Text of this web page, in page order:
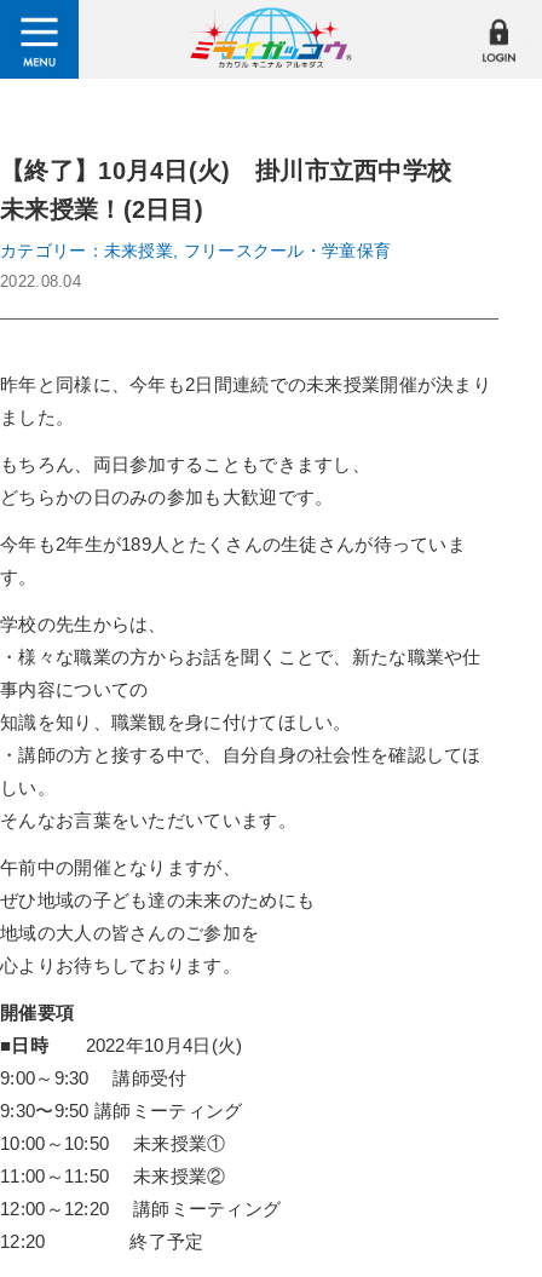
【終了】10月4日(火) 掛川市立西中学校
未来授業！(2日目)
カテゴリー：未来授業, フリースクール・学童保育
2022.08.04
昨年と同様に、今年も2日間連続での未来授業開催が決まり
ました。
もちろん、両日参加することもできますし、
どちらかの日のみの参加も大歓迎です。
今年も2年生が189人とたくさんの生徒さんが待っていま
す。
学校の先生からは、
・様々な職業の方からお話を聞くことで、新たな職業や仕
事内容についての
知識を知り、職業観を身に付けてほしい。
・講師の方と接する中で、自分自身の社会性を確認してほ
しい。
そんなお言葉をいただいています。
午前中の開催となりますが、
ぜひ地域の子ども達の未来のためにも
地域の大人の皆さんのご参加を
心よりお待ちしております。
開催要項
■日時2022年10月4日(火)
9:00～9:30 講師受付
9:30〜9:50 講師ミーティング
10:00～10:50 未来授業①
11:00～11:50 未来授業②
12:00～12:20 講師ミーティング
12:20 終了予定